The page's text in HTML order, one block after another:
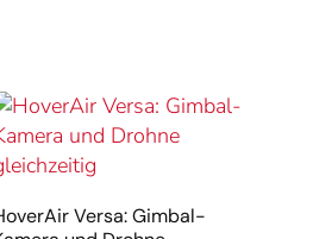
Versa: Gimbal-